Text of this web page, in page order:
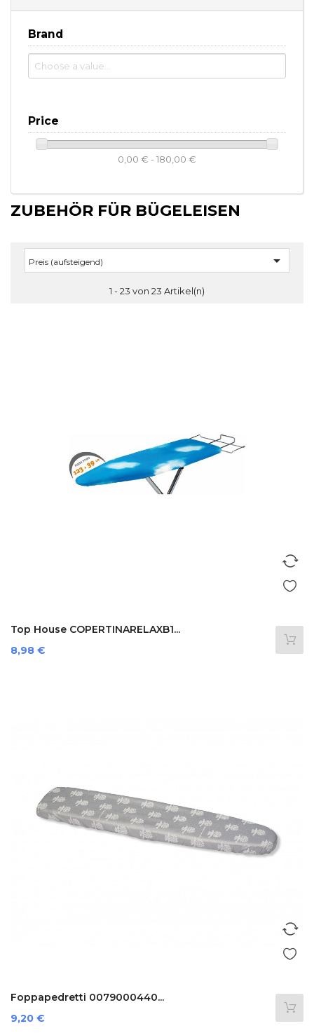
Brand
Price
0,00 € - 180,00 €
ZUBEHÖR FÜR BÜGELEISEN
Preis (aufsteigend) 
1 - 23 von 23 Artikel(n)
Top House COPERTINARELAXB1...
Preis
8,98 €
Foppapedretti 0079000440...
Preis
9,20 €